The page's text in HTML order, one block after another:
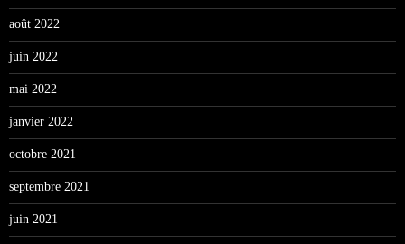
août 2022
juin 2022
mai 2022
janvier 2022
octobre 2021
septembre 2021
juin 2021